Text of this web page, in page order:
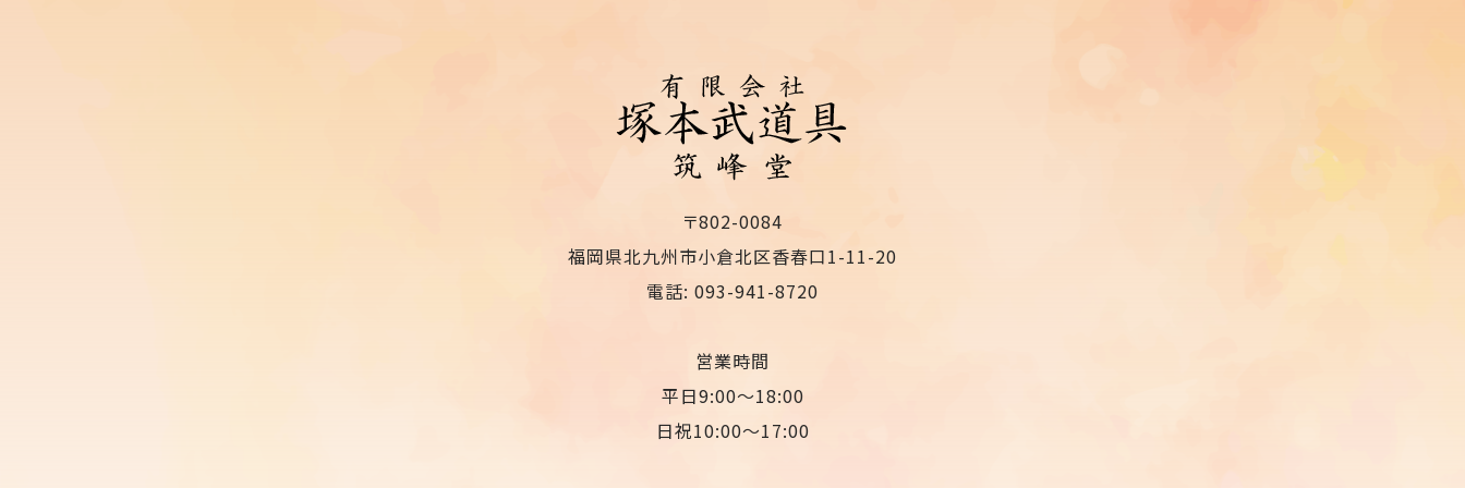
〒802-0084
福岡県北九州市小倉北区香春口1-11-20
電話: 093-941-8720
営業時間
平日9:00〜18:00
日祝10:00〜17:00